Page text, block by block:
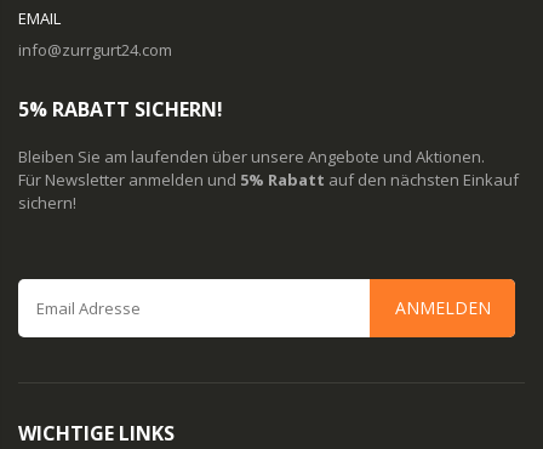
EMAIL
info@zurrgurt24.com
5% RABATT SICHERN!
Bleiben Sie am laufenden über unsere Angebote und Aktionen.
Für Newsletter anmelden und 5% Rabatt auf den nächsten Einkauf
sichern!
ANMELDEN
WICHTIGE LINKS